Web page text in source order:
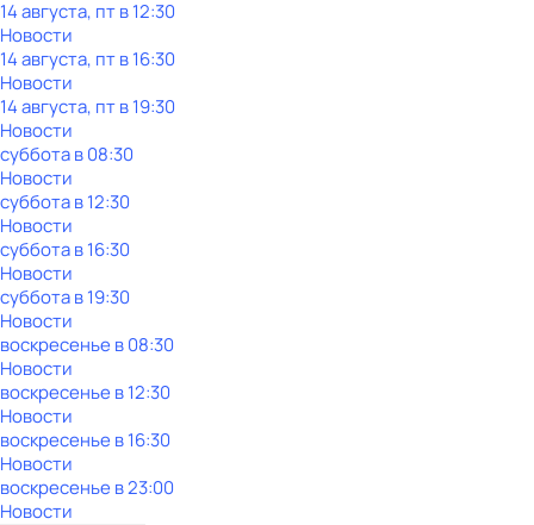
14 августа, пт в 12:30
Новости
14 августа, пт в 16:30
Новости
14 августа, пт в 19:30
Новости
субботав08:30
Новости
субботав12:30
Новости
субботав16:30
Новости
субботав19:30
Новости
воскресенье в08:30
Новости
воскресенье в12:30
Новости
воскресенье в16:30
Новости
воскресенье в23:00
Новости